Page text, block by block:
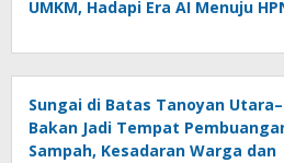
UMKM, Hadapi Era AI Menuju
Sungai di Batas Tanoyan Utara–
Bakan Jadi Tempat
Sampah, Kesadaran Warga dan